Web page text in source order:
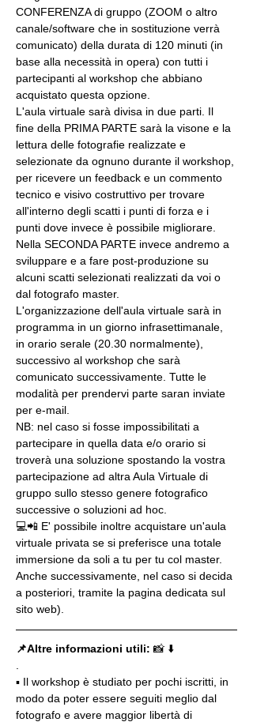
CONFERENZA di gruppo (ZOOM o altro
canale/software che in sostituzione verrà
comunicato) della durata di 120 minuti (in
base alla necessità in opera) con tutti i
partecipanti al workshop che abbiano
acquistato questa opzione.
L'aula virtuale sarà divisa in due parti. Il
fine della PRIMA PARTE sarà la visone e la
lettura delle fotografie realizzate e
selezionate da ognuno durante il workshop,
per ricevere un feedback e un commento
tecnico e visivo costruttivo per trovare
all'interno degli scatti i punti di forza e i
punti dove invece è possibile migliorare.
Nella SECONDA PARTE invece andremo a
sviluppare e a fare post-produzione su
alcuni scatti selezionati realizzati da voi o
dal fotografo master.
L'organizzazione dell'aula virtuale sarà in
programma in un giorno infrasettimanale,
in orario serale (20.30 normalmente),
successivo al workshop che sarà
comunicato successivamente. Tutte le
modalità per prendervi parte saran inviate
per e-mail.
NB: nel caso si fosse impossibilitati a
partecipare in quella data e/o orario si
troverà una soluzione spostando la vostra
partecipazione ad altra Aula Virtuale di
gruppo sullo stesso genere fotografico
successive o soluzioni ad hoc.
💻📲 E' possibile inoltre acquistare un'aula
virtuale privata se si preferisce una totale
immersione da soli a tu per tu col master.
Anche successivamente, nel caso si decida
a posteriori, tramite la pagina dedicata sul
sito web).
📌Altre informazioni utili: 📸 ⬇️
▪️ Il workshop è studiato per pochi iscritti, in
modo da poter essere seguiti meglio dal
fotografo e avere maggior libertà di